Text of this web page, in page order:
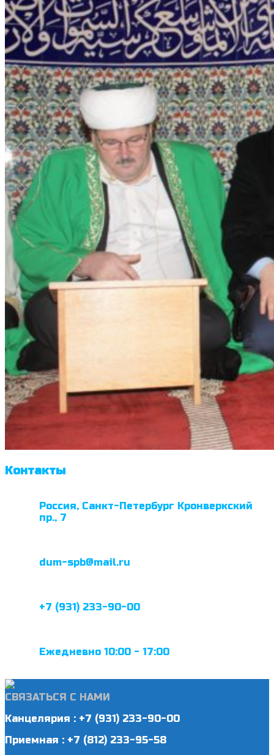
Контакты
Россия, Санкт-Петербург Кронверкский
пр., 7
dum-spb@mail.ru
+7 (931) 233-90-00
Ежедневно 10:00 - 17:00
СВЯЗАТЬСЯ С НАМИ
Канцелярия : +7 (931) 233-90-00
Приемная : +7 (812) 233-95-58